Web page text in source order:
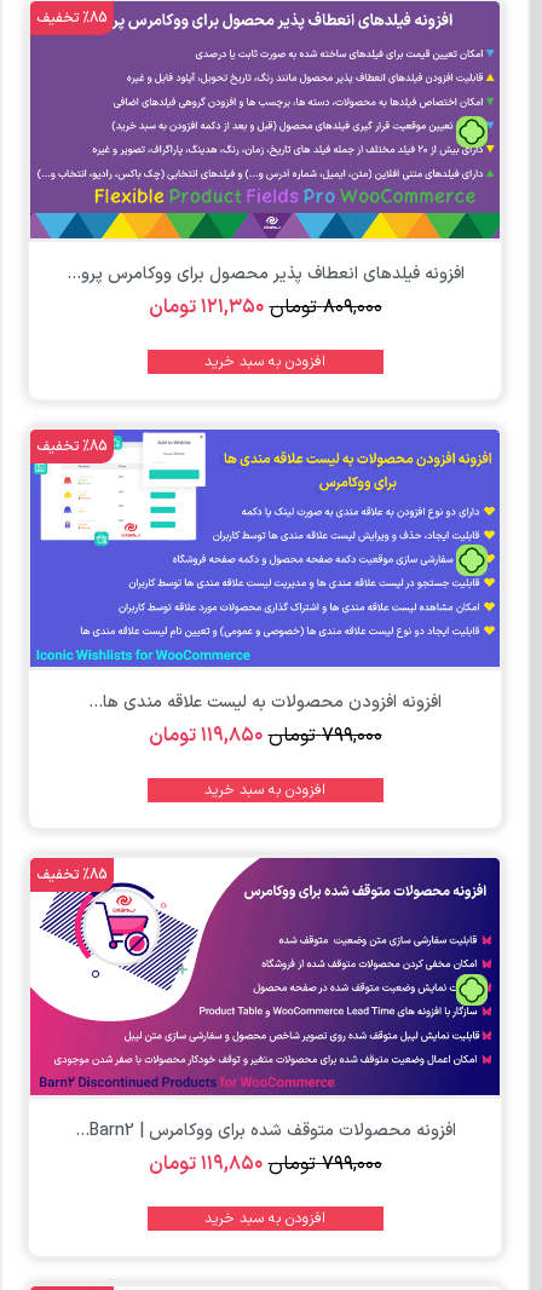
تومان
%85 تخفیف
افزونه فیلدهای انعطاف ‌پذیر محصول برای ووکامرس پرو...
۸۰۹,۰۰۰ تومان۱۲۱,۳۵۰تومان
افزودن به سبد خرید
تومان
%85 تخفیف
افزونه افزودن محصولات به لیست علاقه مندی ها...
۷۹۹,۰۰۰ تومان۱۱۹,۸۵۰تومان
افزودن به سبد خرید
تومان
%85 تخفیف
افزونه محصولات متوقف شده برای ووکامرس | Barn2...
۷۹۹,۰۰۰ تومان۱۱۹,۸۵۰تومان
افزودن به سبد خرید